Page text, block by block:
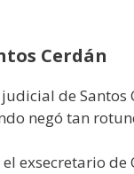
Cerdán
de
negó tan
exsecretario